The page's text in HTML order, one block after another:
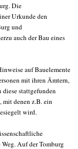
Die
Urkunde den
und
auch der Bau eines
auf Bauelemente
mit ihren Ämtern,
stattgefunden
denen z.B. ein
wird.
Auf der Tomburg